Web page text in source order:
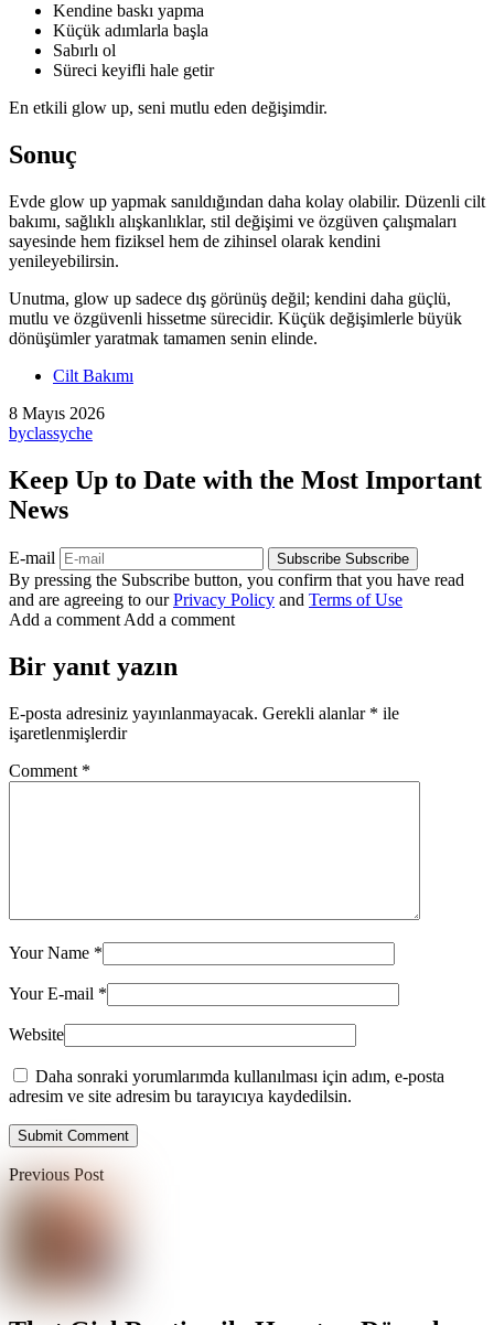
Kendine baskı yapma
Küçük adımlarla başla
Sabırlı ol
Süreci keyifli hale getir
En etkili glow up, seni mutlu eden değişimdir.
Sonuç
Evde glow up yapmak sanıldığından daha kolay olabilir. Düzenli cilt
bakımı, sağlıklı alışkanlıklar, stil değişimi ve özgüven çalışmaları
sayesinde hem fiziksel hem de zihinsel olarak kendini
yenileyebilirsin.
Unutma, glow up sadece dış görünüş değil; kendini daha güçlü,
mutlu ve özgüvenli hissetme sürecidir. Küçük değişimlerle büyük
dönüşümler yaratmak tamamen senin elinde.
Cilt Bakımı
8 Mayıs 2026
byclassyche
Keep Up to Date with the Most Important
News
E-mail Subscribe Subscribe
By pressing the Subscribe button, you confirm that you have read
and are agreeing to ourPrivacy Policy and Terms of Use
Add a comment Add a comment
Bir yanıt yazın
E-posta adresiniz yayınlanmayacak. Gerekli alanlar * ile
işaretlenmişlerdir
Comment *
Your Name *
Your E-mail *
Website
Daha sonraki yorumlarımda kullanılması için adım, e-posta
adresim ve site adresim bu tarayıcıya kaydedilsin.
Submit Comment
Previous Post